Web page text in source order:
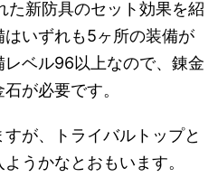
た新防具のセット効果を紹
いずれも5ヶ所の装備が
ベル96以上なので、錬金
が必要です。
が、トライバルトップと
うかなとおもいます。